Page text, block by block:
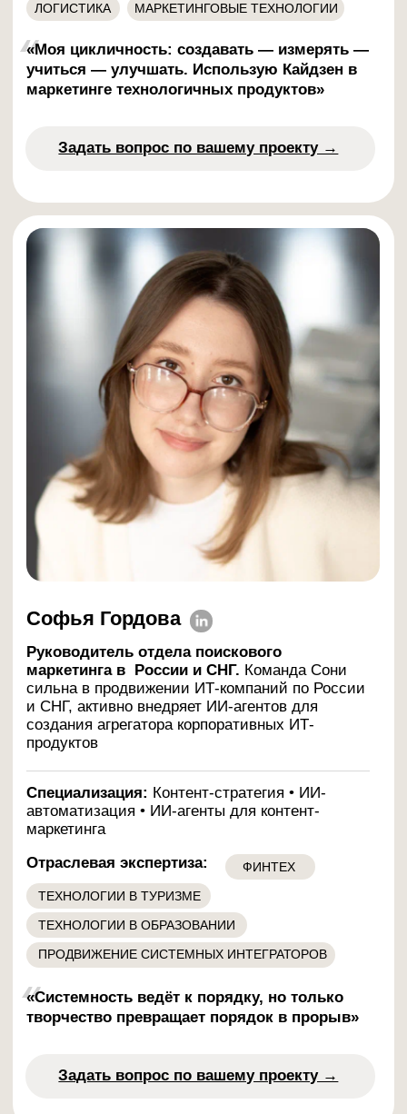
19 февраля 2026 — 11:00 мск
Вебинары в ИТ: как привлекать
крупные компании с помощью
онлайн-ивентов
Разберем, как перестать делать «разовые
вебинары» и выстроить системный канал,
который привлекает enterprise лидов и
19 марта 2026 — 11:00 мск
Стратегия маркетинга ИТ-
продукта: как руководителям
систему, независимую от одного
канала
кратный рост заявок в прошлом году, от чего
мы отказались и какие механики переносим
в 2026-й.
Смотреть в записи
16 апреля 2026 — 11:00 мск
увеличить поток целевых
заявок (MQL) в технологически
сложных нишах
Расскажем, какие настройки в Яндекс.Директ
действительно приносят заявки, а какие
Смотреть в записи